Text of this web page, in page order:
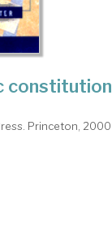
constitution
Princeton, 2000